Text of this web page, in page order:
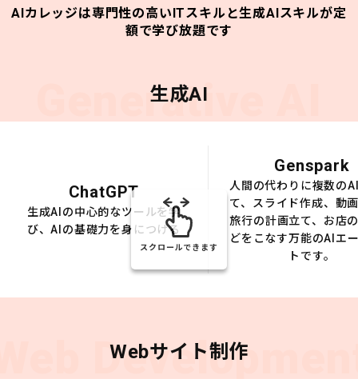
AIカレッジは専門性の高いITスキルと生成AIスキルが定
額で学び放題です
Generative AI
生成AI
ChatGPT
生成AIの中心的なツールを学
び、AIの基礎力を身につける
Genspark
人間の代わりに複数の
て、スライド作成、動
旅行の計画立て、お店
どをこなす万能のAIエ
トです。
スクロールできます
Webサイト制作